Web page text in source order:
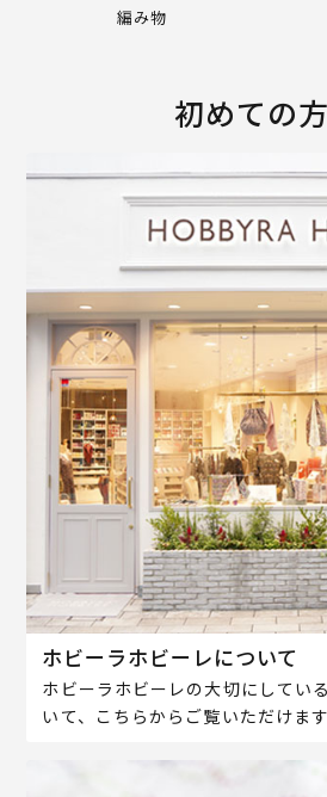
編み物
初めての
ホビーラホビーレについて
ホビーラホビーレの大切にしてい
いて、こちらからご覧いただけます